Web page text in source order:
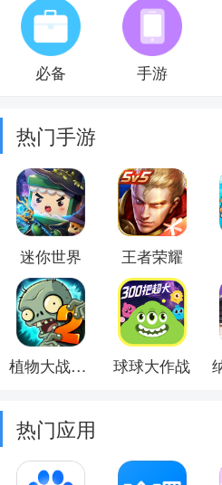
必备 手游
热门手游
迷你世界 王者荣耀
植物大战僵尸2 球球大作战
热门应用